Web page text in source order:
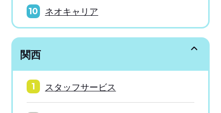
10 ネオキャリア
関西
1 スタッフサービス